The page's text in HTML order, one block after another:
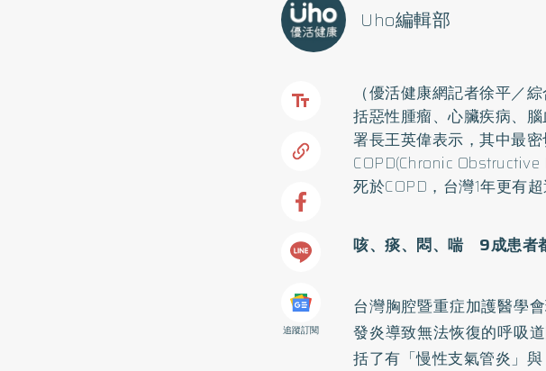
Uho編輯部
追蹤訂閱
（優活健康網記者徐平／
括惡性腫瘤、心臟疾病、
署長王英偉表示，其中最
COPD(Chronic Obstructive
死於COPD，台灣1年更有
咳、痰、悶、喘 9成患者
台灣胸腔暨重症加護醫學
發炎導致無法恢復的呼吸
括了有「慢性支氣管炎 」